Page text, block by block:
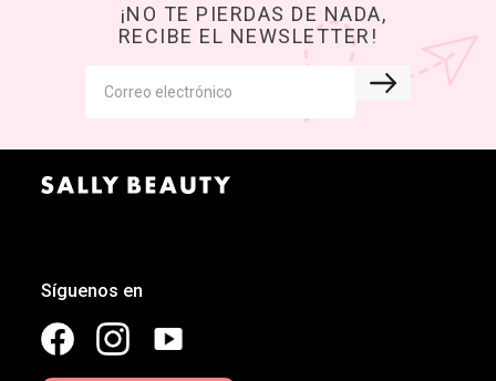
¡NO TE PIERDAS DE NADA,
RECIBE EL NEWSLETTER!
Síguenos en